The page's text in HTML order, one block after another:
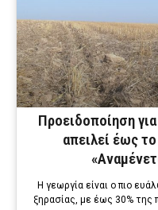
Προειδοποίηση
απειλεί έως
Η γεωργία είναι ο πιο
ξηρασίας, με έως 30% της